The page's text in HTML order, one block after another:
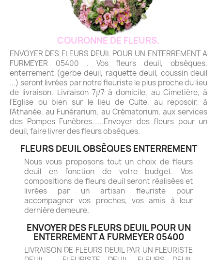
COURONNE DE FLEURS.
ENVOYER DES FLEURS DEUIL POUR UN ENTERREMENT A
FURMEYER 05400 . Vos fleurs deuil, obsèques,
enterrement (gerbe deuil, raquette deuil, coussin deuil
...) seront livrées par notre fleuriste le plus proche du lieu
de livraison. Livraison 7j/7 à domicile, au Cimetière, à
l'Eglise ou bien sur le lieu de Culte, au reposoir, à
l'Athanée, au Funérarium, au Crématorium, aux services
des Pompes Funèbres......Envoyer des fleurs pour un
deuil, faire livrer des fleurs obsèques.
FLEURS DEUIL OBSÈQUES ENTERREMENT
Nous vous proposons tout un choix de fleurs
deuil en fonction de votre budget. Vos
compositions de fleurs deuil seront réalisées et
livrées par un artisan fleuriste pour
accompagner vos proches, vos amis à leur
dernière demeure.
ENVOYER DES FLEURS DEUIL POUR UN
ENTERREMENT A FURMEYER 05400
LIVRAISON DE FLEURS DEUIL PAR UN FLEURISTE